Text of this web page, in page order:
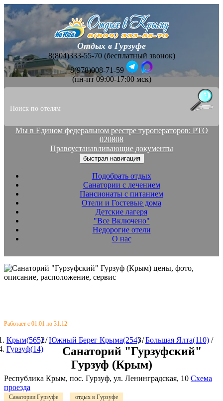
Отдых в Гурзуфе
8(804)333-55-70 (бесплатный звонок)
8(978)008-71-59
(пн-пт 09:00-17:00 мск)
Мы в Едином федеральном реестре туроператоров: РТО
020808
Правоустанавливающие документы
быстрая навигация
Подобрать отдых
Санатории с лечением
Пансионаты с питанием
Отели и Гостевые дома
Детские лагеря
"Все Включено"
Недорогие отели
О нас
Работает с 01.01 по 31.12
Крым(565)/Южный Берег Крыма(254)/Большая Ялта(110) /
Гурзуф(14)
Санаторий "Гурзуфский"
Гурзуф (Крым)
Республика Крым, пос. Гурзуф, ул. Ленинградская, 10 Схема
проезда
Санатории Гурзуфе
отдых в Гурзуфе